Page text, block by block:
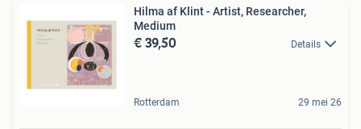
Hilma af Klint - Artist, Researcher,
Medium
€ 39,50 Details
Rotterdam 29 mei 26